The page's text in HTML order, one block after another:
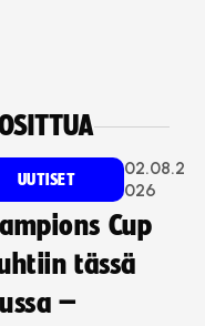
UUTISET
02.08.2
026
Cup
tässä
–